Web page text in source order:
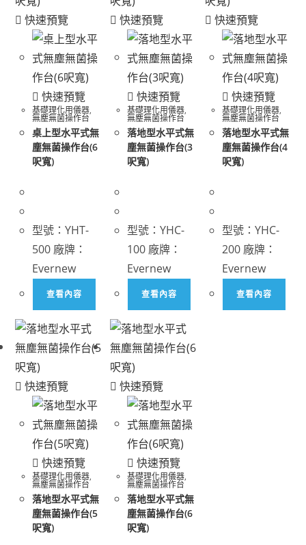
快速預覽
快速預覽
基礎理化用儀器,
無塵無菌操作台
桌上型水平式無
塵無菌操作台(6
呎寬)
型號：YHT-
500 廠牌：
Evernew
查看內容
快速預覽
快速預覽
基礎理化用儀器,
無塵無菌操作台
落地型水平式無
塵無菌操作台(3
呎寬)
型號：YHC-
100 廠牌：
Evernew
查看內容
快速預覽
快速預覽
基礎理化用儀器,
無塵無菌操作台
落地型水平式無
塵無菌操作台(4
呎寬)
型號：YHC-
200 廠牌：
Evernew
查看內容
快速預覽
快速預覽
基礎理化用儀器,
無塵無菌操作台
落地型水平式無
塵無菌操作台(5
呎寬)
快速預覽
快速預覽
基礎理化用儀器,
無塵無菌操作台
落地型水平式無
塵無菌操作台(6
呎寬)